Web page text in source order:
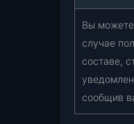
Вы можете
случае
составе,
сообщив